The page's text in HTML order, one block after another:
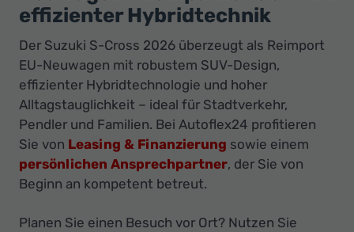
und
Gebrauchtwagen
zu
Top-
Preisen
-
Ihr
Innovatives
effizienter Hybridtechnik
Der Suzuki S-Cross 2026 überzeugt als Reimport
EU-Neuwagen mit robustem SUV-Design,
effizienter Hybridtechnologie und hoher
Alltagstauglichkeit – ideal für Stadtverkehr,
Pendler und Familien. Bei Autoflex24 profitieren
Sie von Leasing & Finanzierung sowie einem
persönlichen Ansprechpartner, der Sie von
Beginn an kompetent betreut.
Planen Sie einen Besuch vor Ort? Nutzen Sie